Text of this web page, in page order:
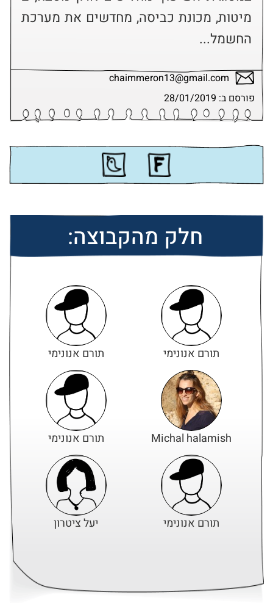
חלק מהקבוצה:
תורם אנונימי תורם אנונימי
Michal halamish תורם אנונימי
תורם אנונימי יעל ציטרון
מיטות, מכונת כביסה, מחדשים את מערכת
החשמל...
chaimmeron13@gmail.com
פורסם ב: 28/01/2019